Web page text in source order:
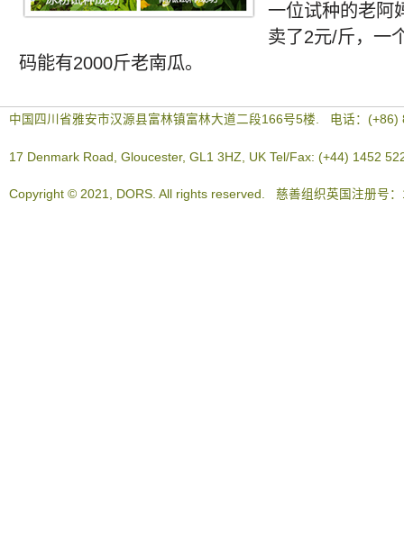
一位试种的老阿
卖了2元/斤，一
码能有2000斤老南瓜。
中国四川省雅安市汉源县富林镇富林大道二段166号5楼. 电话：
17 Denmark Road, Gloucester, GL1 3HZ, UK Tel/Fax: (+44) 1452
Copyright © 2021, DORS. All rights reserved. 慈善组织英国注册号